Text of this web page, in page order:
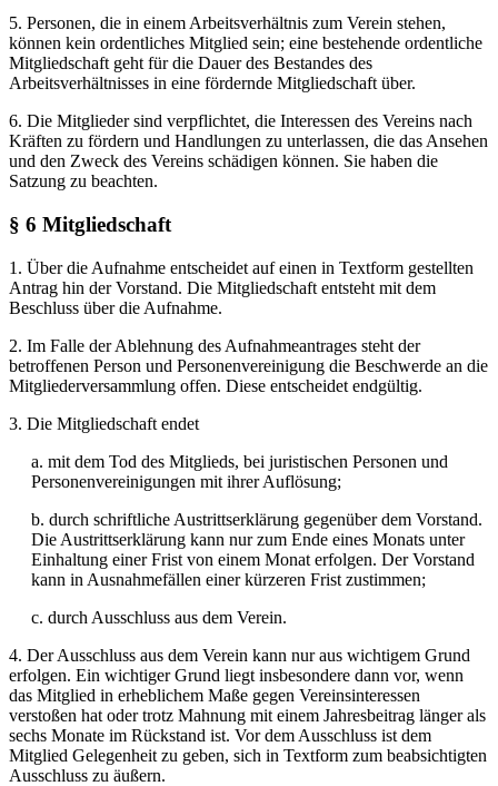
5. Personen, die in einem Arbeitsverhältnis zum Verein stehen,
können kein ordentliches Mitglied sein; eine bestehende ordentliche
Mitgliedschaft geht für die Dauer des Bestandes des
Arbeitsverhältnisses in eine fördernde Mitgliedschaft über.
6. Die Mitglieder sind verpflichtet, die Interessen des Vereins nach
Kräften zu fördern und Handlungen zu unterlassen, die das Ansehen
und den Zweck des Vereins schädigen können. Sie haben die
Satzung zu beachten.
§ 6 Mitgliedschaft
1. Über die Aufnahme entscheidet auf einen in Textform gestellten
Antrag hin der Vorstand. Die Mitgliedschaft entsteht mit dem
Beschluss über die Aufnahme.
2. Im Falle der Ablehnung des Aufnahmeantrages steht der
betroffenen Person und Personenvereinigung die Beschwerde an die
Mitgliederversammlung offen. Diese entscheidet endgültig.
3. Die Mitgliedschaft endet
a. mit dem Tod des Mitglieds, bei juristischen Personen und
Personenvereinigungen mit ihrer Auflösung;
b. durch schriftliche Austrittserklärung gegenüber dem Vorstand.
Die Austrittserklärung kann nur zum Ende eines Monats unter
Einhaltung einer Frist von einem Monat erfolgen. Der Vorstand
kann in Ausnahmefällen einer kürzeren Frist zustimmen;
c. durch Ausschluss aus dem Verein.
4. Der Ausschluss aus dem Verein kann nur aus wichtigem Grund
erfolgen. Ein wichtiger Grund liegt insbesondere dann vor, wenn
das Mitglied in erheblichem Maße gegen Vereinsinteressen
verstoßen hat oder trotz Mahnung mit einem Jahresbeitrag länger als
sechs Monate im Rückstand ist. Vor dem Ausschluss ist dem
Mitglied Gelegenheit zu geben, sich in Textform zum beabsichtigten
Ausschluss zu äußern.